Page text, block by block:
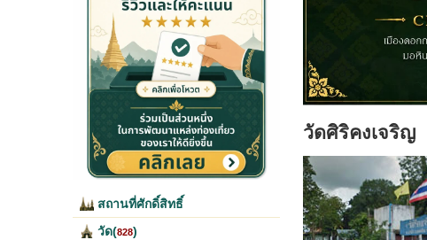
วัดศิริคงเจริญ
สถานที่ศักดิ์สิทธิ์
วัด(828)